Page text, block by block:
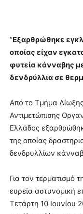
“Εξαρθρώθηκε
οποίας είχαν
φυτεία κάνναβης
δενδρύλλια σε
Από το Τμήμα
Αντιμετώπισης
Ελλάδος
της οποίας
δενδρυλλίων
Για τον τερματισμό
ευρεία αστυνομική
Τετάρτη 10 Ιουνίου